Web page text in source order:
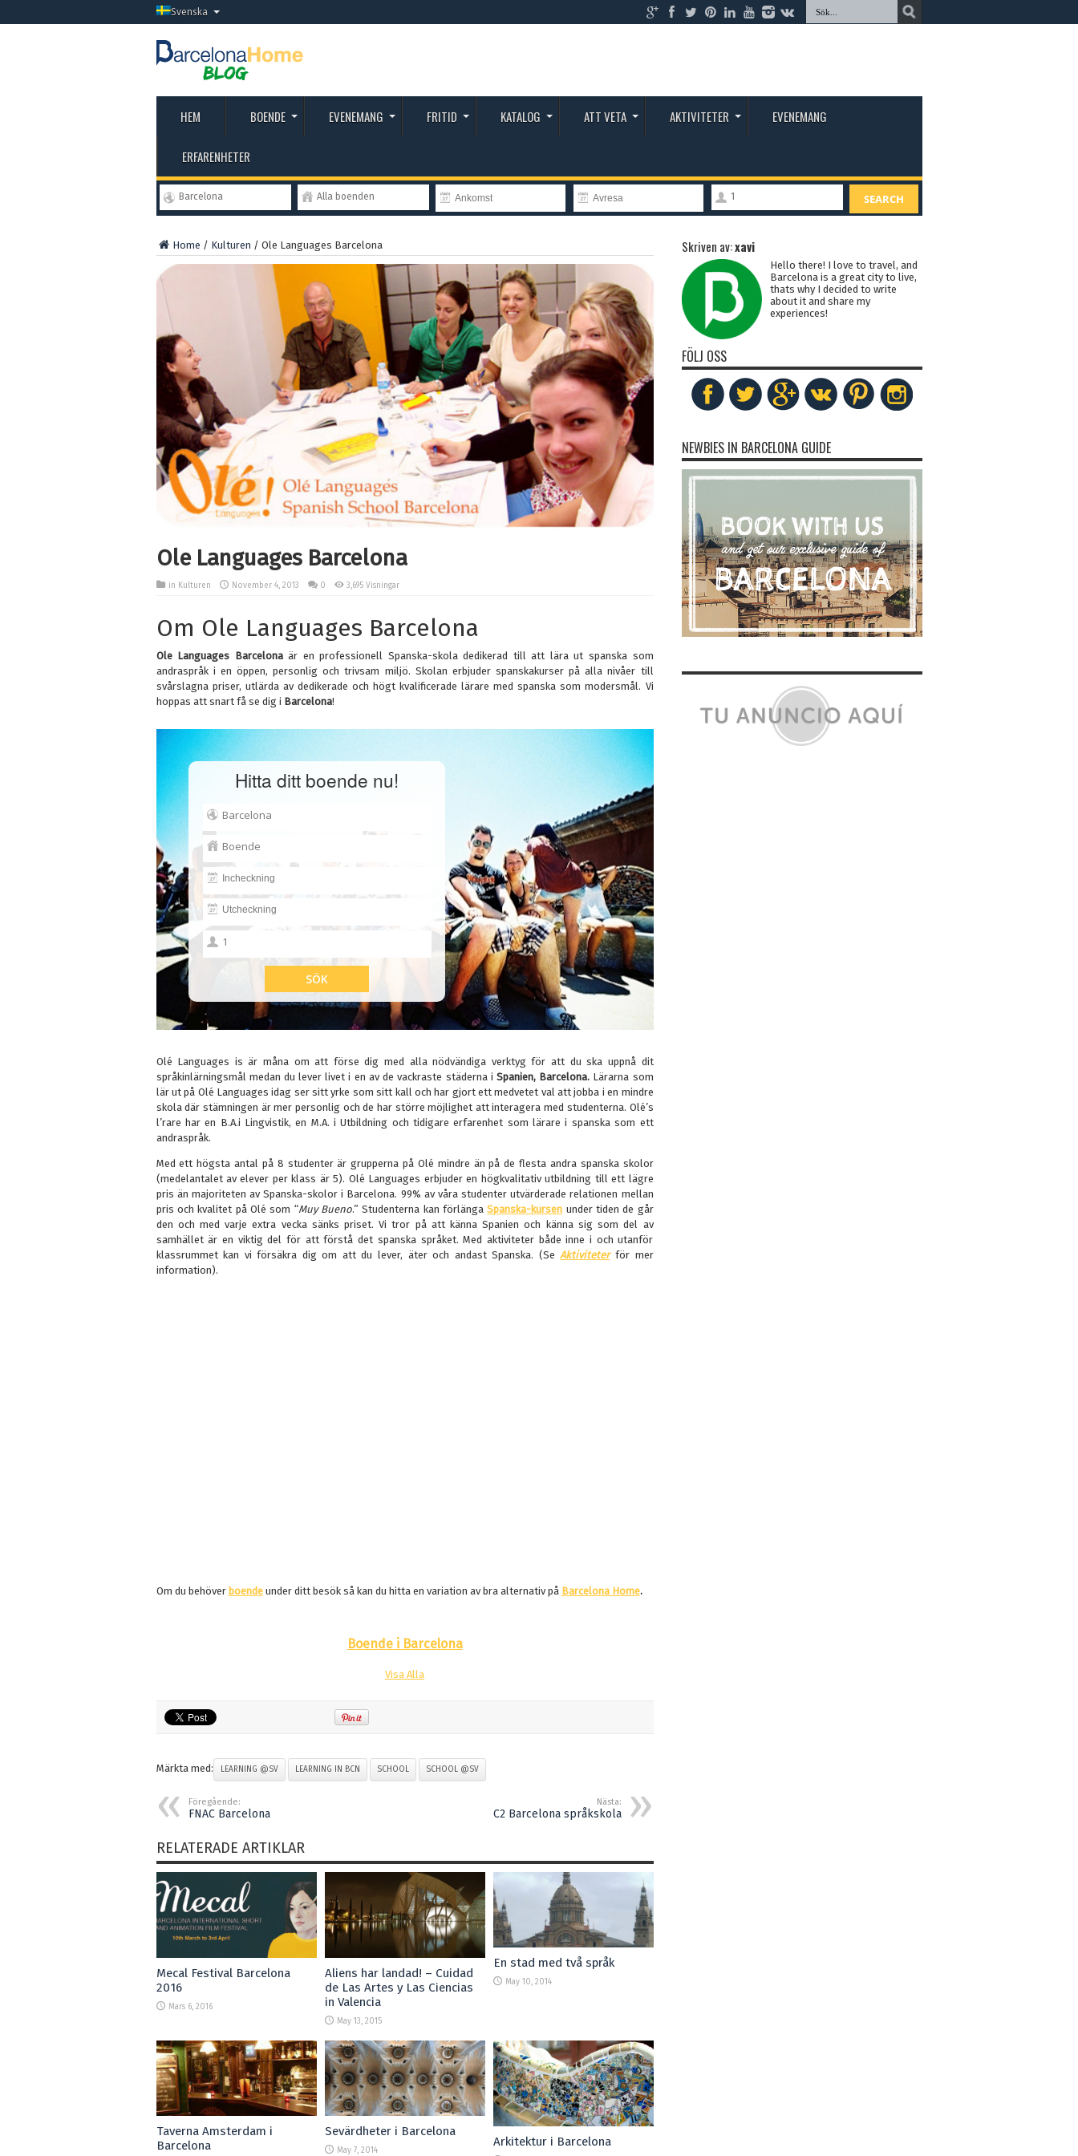
Svenska
HEM BOENDE EVENEMANG FRITID KATALOG ATT VETA AKTIVITETER EVENEMANG
ERFARENHETER
Barcelona Alla boenden 1 SEARCH
Home / Kulturen / Ole Languages Barcelona
Ole Languages Barcelona
in Kulturen November 4, 2013 0 3,695 Visningar
Om Ole Languages Barcelona
Ole Languages Barcelonaär en professionell Spanska-skola dedikerad till att lära ut spanska som
andraspråk i en öppen, personlig och trivsam miljö. Skolan erbjuder spanskakurser på alla nivåer till
svårslagna priser, utlärda av dedikerade och högt kvalificerade lärare med spanska som modersmål. Vi
hoppas att snart få se dig i Barcelona!
Hitta ditt boende nu!
Olé Languages is är måna om att förse dig med alla nödvändiga verktyg för att du ska uppnå dit
språkinlärningsmål medan du lever livet i en av de vackraste städerna i Spanien, Barcelona. Lärarna som
lär ut på Olé Languages idag ser sitt yrke som sitt kall och har gjort ett medvetet val att jobba i en mindre
skola där stämningen är mer personlig och de har större möjlighet att interagera med studenterna. Olé’s
l’rare har en B.A.i Lingvistik, en M.A. i Utbildning och tidigare erfarenhet som lärare i spanska som ett
andraspråk.
Med ett högsta antal på 8 studenter är grupperna på Olé mindre än på de flesta andra spanska skolor
(medelantalet av elever per klass är 5). Olé Languages erbjuder en högkvalitativ utbildning till ett lägre
pris än majoriteten av Spanska-skolor i Barcelona. 99% av våra studenter utvärderade relationen mellan
pris och kvalitet på Olé som “Muy Bueno.” Studenterna kan förlänga Spanska-kursen under tiden de går
den och med varje extra vecka sänks priset. Vi tror på att känna Spanien och känna sig som del av
samhället är en viktig del för att förstå det spanska språket. Med aktiviteter både inne i och utanför
klassrummet kan vi försäkra dig om att du lever, äter och andast Spanska. (SeAktiviteter för mer
information).
Om du behöver boendeunder ditt besök så kan du hitta en variation av bra alternativ på Barcelona Home.
Boende i Barcelona
Visa Alla
Märkta med: LEARNING @SV LEARNING IN BCN SCHOOL SCHOOL @SV
Föregående:
FNAC Barcelona
Nästa:
C2 Barcelona språkskola
RELATERADE ARTIKLAR
Mecal Festival Barcelona
2016
Mars 6, 2016
Aliens har landad! – Cuidad
de Las Artes y Las Ciencias
in Valencia
May 13, 2015
En stad med två språk
May 10, 2014
Taverna Amsterdam i
Barcelona
Sevärdheter i Barcelona
May 7, 2014
Arkitektur i Barcelona
Skriven av:xavi
Hello there! I love to travel, and
Barcelona is a great city to live,
thats why I decided to write
about it and share my
experiences!
FÖLJ OSS
NEWBIES IN BARCELONA GUIDE